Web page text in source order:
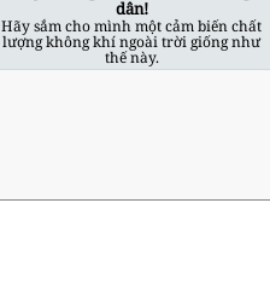
; Map render ©Tracestrack
dân!
Hãy sắm cho mình một cảm biến chất
lượng không khí ngoài trời giống như
thế này.